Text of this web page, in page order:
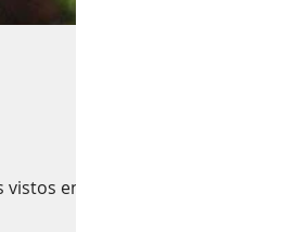
en